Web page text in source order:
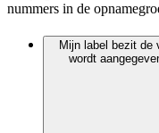
nummers in de
Mijn label bezit de
wordt